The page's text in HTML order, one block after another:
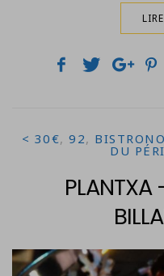
< 30€,92,
DU
PLANTXA